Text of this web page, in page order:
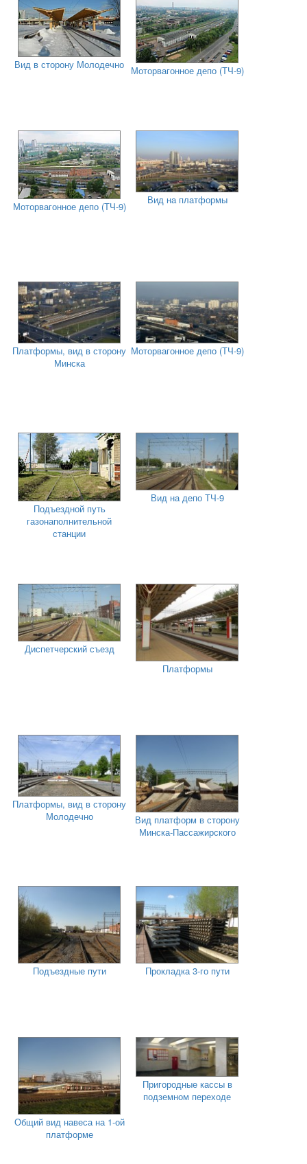
Вид в сторону Молодечно Моторвагонное депо (ТЧ-9)
Моторвагонное депо (ТЧ-9)
Вид на платформы
Платформы, вид в сторону
Минска
Моторвагонное депо (ТЧ-9)
Подъездной путь
газонаполнительной
станции
Вид на депо ТЧ-9
Диспетчерский съезд
Платформы
Платформы, вид в сторону
Молодечно
Вид платформ в сторону
Минска-Пассажирского
Подъездные пути Прокладка 3-го пути
Общий вид навеса на 1-ой
платформе
Пригородные кассы в
подземном переходе